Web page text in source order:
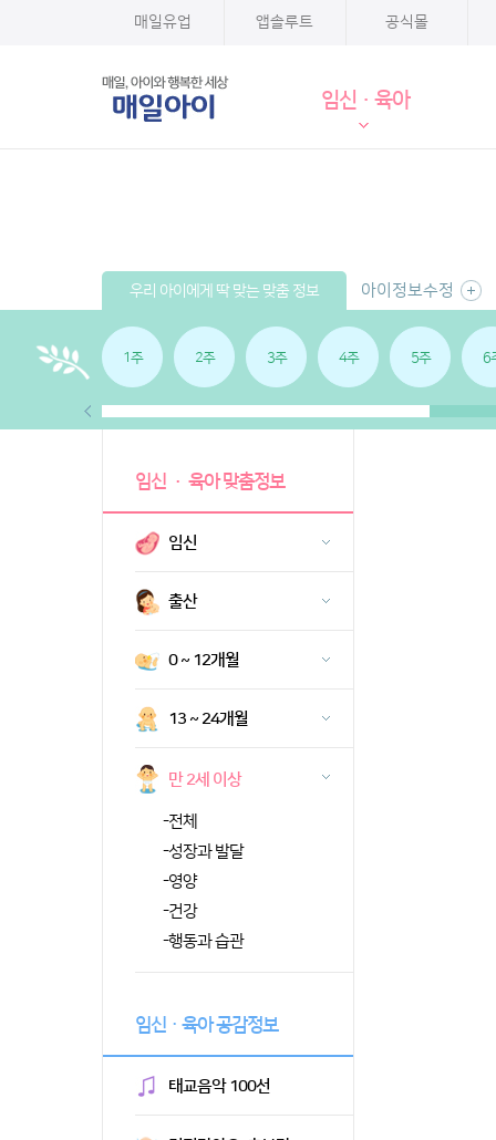
매일유업 앱솔루트 공식몰
임신·육아
우리 아이에게 딱 맞는 맞춤 정보 아이정보수정
1주 2주 3주 4주 5주 6
임신 · 육아 맞춤정보
임신
출산
0 ~ 12개월
13 ~ 24개월
만 2세 이상
-전체
-성장과 발달
-영양
-건강
-행동과 습관
임신ㆍ육아 공감정보
태교음악 100선